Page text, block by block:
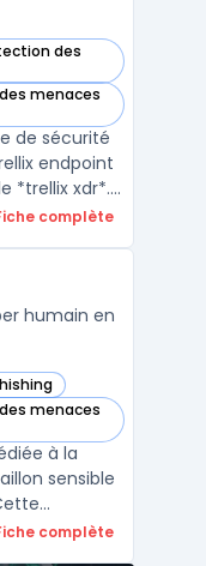
des
menaces
de sécurité
endpoint
*trellix xdr*.
et
or ...
complète
humain en
menaces
à la
sensible
complète